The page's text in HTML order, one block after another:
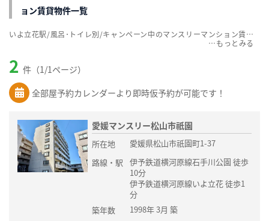
ョン賃貸物件一覧
2 件（1/1ページ）
全部屋予約カレンダーより即時仮予約が可能です！
愛媛マンスリー松山市祇園
所在地
愛媛県松山市祇園町1-37
路線・駅
伊予鉄道横河原線石手川公園 徒歩
10分
伊予鉄道横河原線いよ立花 徒歩1
分
築年数
1998年 3月 築
いよ立花駅/風呂･トイレ別/キャンペーン中のマンスリーマンション賃貸物件一覧を掲載中。敷金・礼金無料、家具・家電付をご紹介。こだわり条件での絞込みも簡単！
…